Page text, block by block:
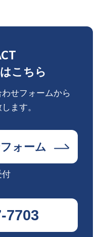
こちら
せフォームから
ます。
ォーム
付
7703